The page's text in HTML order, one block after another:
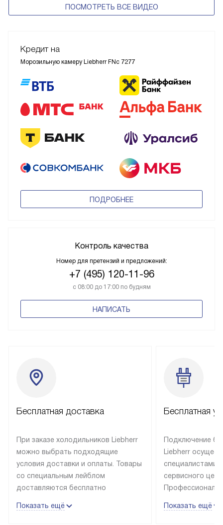
ПОСМОТРЕТЬ ВСЕ ВИДЕО
Кредит на
Морозильную камеру Liebherr FNc 7277
ПОДРОБНЕЕ
Контроль качества
Номер для претензий и предложений:
+7 (495) 120-11-96
с 08:00 до 17:00 по будням
НАПИСАТЬ
Бесплатная доставка
При заказе холодильников Liebherr
можно выбрать подходящие
условия доставки и оплаты. Товары
со специальным лейблом
доставляются бесплатно
до подъезда, выезд за МКАД
Показать ещё
Бесплатная
Подключение
Liebherr
специалистами
сервисного
эксплуатации
Показать ещё